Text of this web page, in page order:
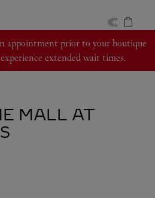
appointment prior to your boutique
extended wait times.
MALL AT